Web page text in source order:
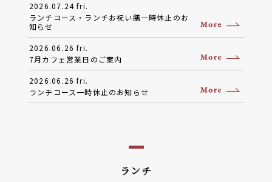
2026.07.24 fri.
ランチコース・ランチお祝い膳一時休止のお
知らせ
2026.06.26 fri.
7月カフェ営業日のご案内
2026.06.26 fri.
ランチコース一時休止のお知らせ
ランチ